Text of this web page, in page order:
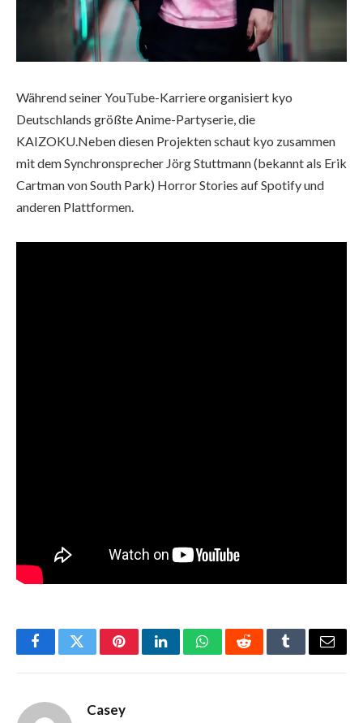
Während seiner YouTube-Karriere organisiert kyo
Deutschlands größte Anime-Partyserie, die
KAIZOKU.Neben diesen Projekten schaut kyo zusammen
mit dem Synchronsprecher Jörg Stuttmann (bekannt als Erik
Cartman von South Park) Horror Stories auf Spotify und
anderen Plattformen.
FacebookTwitterPinterestLinkedInWhatsAppRedditTumblrEmail
Casey